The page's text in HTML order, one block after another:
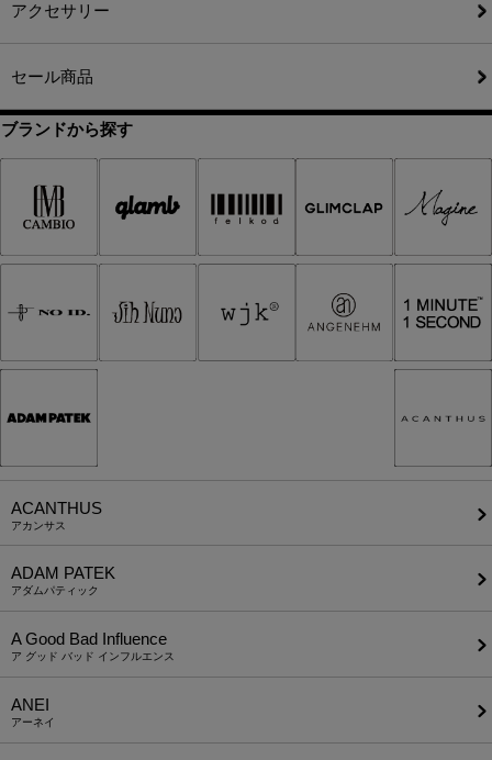
アクセサリー
セール商品
ブランドから探す
ACANTHUS
アカンサス
ADAM PATEK
アダムパティック
A Good Bad Influence
ア グッド バッド インフルエンス
ANEI
アーネイ